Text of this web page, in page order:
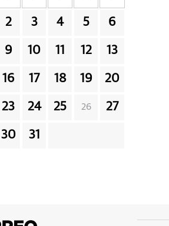
2 3 4 5 6
9 10 11 12 13
16 17 18 19 20
23 24 25 26 27
30 31